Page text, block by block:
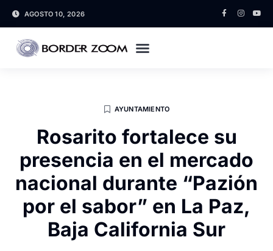
AGOSTO 10, 2026
AYUNTAMIENTO
Rosarito fortalece su
presencia en el mercado
nacional durante “Pazión
por el sabor” en La Paz,
Baja California Sur